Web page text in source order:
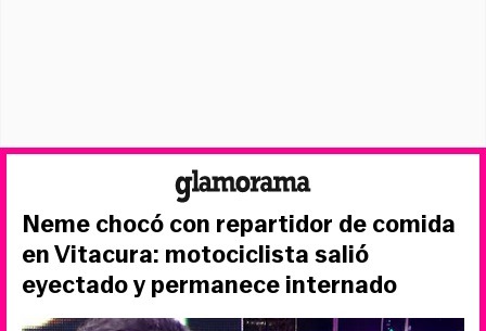
Neme chocó con repartidor de comida
en Vitacura: motociclista salió
eyectado y permanece internado